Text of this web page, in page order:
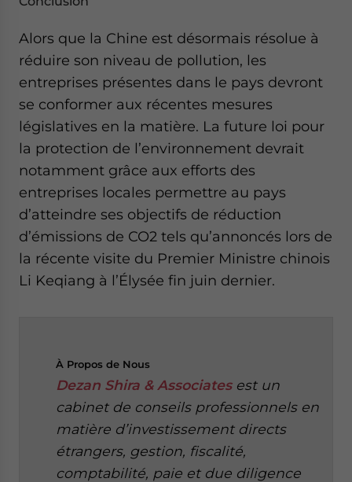
Alors que la Chine est désormais résolue à
réduire son niveau de pollution, les
entreprises présentes dans le pays devront
se conformer aux récentes mesures
législatives en la matière. La future loi pour
la protection de l’environnement devrait
notamment grâce aux efforts des
entreprises locales permettre au pays
d’atteindre ses objectifs de réduction
d’émissions de CO2 tels qu’annoncés lors de
la récente visite du Premier Ministre chinois
Li Keqiang à l’Élysée fin juin dernier.
À Propos de Nous
Dezan Shira & Associatesest un
cabinet de conseils professionnels en
matière d’investissement directs
étrangers, gestion, fiscalité,
comptabilité, paie et due diligence